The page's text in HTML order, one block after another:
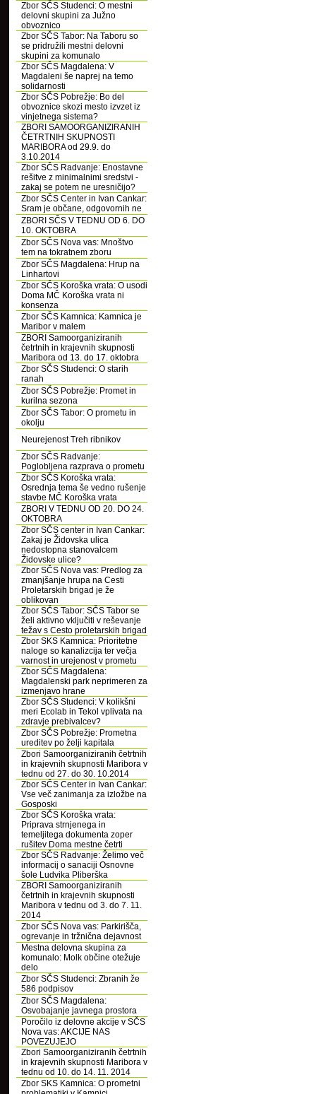
Zbor SČS Studenci: O mestni
delovni skupini za Južno
obvoznico
Zbor SČS Tabor: Na Taboru so
se pridružili mestni delovni
skupini za komunalo
Zbor SČS Magdalena: V
Magdaleni še naprej na temo
solidarnosti
Zbor SČS Pobrežje: Bo del
obvoznice skozi mesto izvzet iz
vinjetnega sistema?
ZBORI SAMOORGANIZIRANIH
ČETRTNIH SKUPNOSTI
MARIBORA od 29.9. do
3.10.2014
Zbor SČS Radvanje: Enostavne
rešitve z minimalnimi sredstvi -
zakaj se potem ne uresničijo?
Zbor SČS Center in Ivan Cankar:
Sram je občane, odgovornih ne
ZBORI SČS V TEDNU OD 6. DO
10. OKTOBRA
Zbor SČS Nova vas: Mnoštvo
tem na tokratnem zboru
Zbor SČS Magdalena: Hrup na
Linhartovi
Zbor SČS Koroška vrata: O usodi
Doma MČ Koroška vrata ni
konsenza
Zbor SČS Kamnica: Kamnica je
Maribor v malem
ZBORI Samoorganiziranih
četrtnih in krajevnih skupnosti
Maribora od 13. do 17. oktobra
Zbor SČS Studenci: O starih
ranah
Zbor SČS Pobrežje: Promet in
kurilna sezona
Zbor SČS Tabor: O prometu in
okolju
Neurejenost Treh ribnikov
Zbor SČS Radvanje:
Poglobljena razprava o prometu
Zbor SČS Koroška vrata:
Osrednja tema še vedno rušenje
stavbe MČ Koroška vrata
ZBORI V TEDNU OD 20. DO 24.
OKTOBRA
Zbor SČS center in Ivan Cankar:
Zakaj je Židovska ulica
nedostopna stanovalcem
Židovske ulice?
Zbor SČS Nova vas: Predlog za
zmanjšanje hrupa na Cesti
Proletarskih brigad je že
oblikovan
Zbor SČS Tabor: SČS Tabor se
želi aktivno vključiti v reševanje
težav s Cesto proletarskih brigad
Zbor SKS Kamnica: Prioritetne
naloge so kanalizcija ter večja
varnost in urejenost v prometu
Zbor SČS Magdalena:
Magdalenski park neprimeren za
izmenjavo hrane
Zbor SČS Studenci: V kolikšni
meri Ecolab in Tekol vplivata na
zdravje prebivalcev?
Zbor SČS Pobrežje: Prometna
ureditev po želji kapitala
Zbori Samoorganiziranih četrtnih
in krajevnih skupnosti Maribora v
tednu od 27. do 30. 10.2014
Zbor SČS Center in Ivan Cankar:
Vse več zanimanja za izložbe na
Gosposki
Zbor SČS Koroška vrata:
Priprava strnjenega in
temeljitega dokumenta zoper
rušitev Doma mestne četrti
Zbor SČS Radvanje: Želimo več
informacij o sanaciji Osnovne
šole Ludvika Pliberška
ZBORI Samoorganiziranih
četrtnih in krajevnih skupnosti
Maribora v tednu od 3. do 7. 11.
2014
Zbor SČS Nova vas: Parkirišča,
ogrevanje in tržnična dejavnost
Mestna delovna skupina za
komunalo: Molk občine otežuje
delo
Zbor SČS Studenci: Zbranih že
586 podpisov
Zbor SČS Magdalena:
Osvobajanje javnega prostora
Poročilo iz delovne akcije v SČS
Nova vas: AKCIJE NAS
POVEZUJEJO
Zbori Samoorganiziranih četrtnih
in krajevnih skupnosti Maribora v
tednu od 10. do 14. 11. 2014
Zbor SKS Kamnica: O prometni